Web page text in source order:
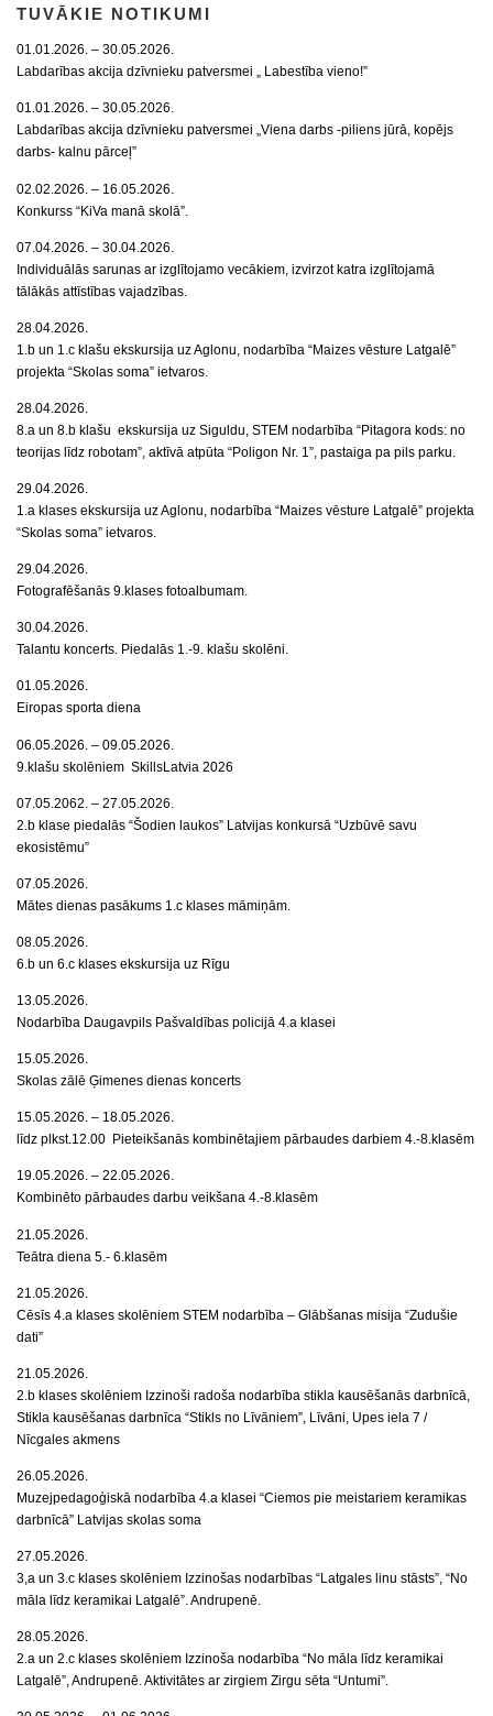
TUVĀKIE NOTIKUMI
01.01.2026. – 30.05.2026.
Labdarības akcija dzīvnieku patversmei „ Labestība vieno!”
01.01.2026. – 30.05.2026.
Labdarības akcija dzīvnieku patversmei „Viena darbs -piliens jūrā, kopējs
darbs- kalnu pārceļ”
02.02.2026. – 16.05.2026.
Konkurss “KiVa manā skolā”.
07.04.2026. – 30.04.2026.
Individuālās sarunas ar izglītojamo vecākiem, izvirzot katra izglītojamā
tālākās attīstības vajadzības.
28.04.2026.
1.b un 1.c klašu ekskursija uz Aglonu, nodarbība “Maizes vēsture Latgalē”
projekta “Skolas soma” ietvaros.
28.04.2026.
8.a un 8.b klašu ekskursija uz Siguldu, STEM nodarbība “Pitagora kods: no
teorijas līdz robotam”, aktīvā atpūta “Poligon Nr. 1”, pastaiga pa pils parku.
29.04.2026.
1.a klases ekskursija uz Aglonu, nodarbība “Maizes vēsture Latgalē” projekta
“Skolas soma” ietvaros.
29.04.2026.
Fotografēšanās 9.klases fotoalbumam.
30.04.2026.
Talantu koncerts. Piedalās 1.-9. klašu skolēni.
01.05.2026.
Eiropas sporta diena
06.05.2026. – 09.05.2026.
9.klašu skolēniem SkillsLatvia 2026
07.05.2062. – 27.05.2026.
2.b klase piedalās “Šodien laukos” Latvijas konkursā “Uzbūvē savu
ekosistēmu”
07.05.2026.
Mātes dienas pasākums 1.c klases māmiņām.
08.05.2026.
6.b un 6.c klases ekskursija uz Rīgu
13.05.2026.
Nodarbība Daugavpils Pašvaldības policijā 4.a klasei
15.05.2026.
Skolas zālē Ģimenes dienas koncerts
15.05.2026. – 18.05.2026.
līdz plkst.12.00 Pieteikšanās kombinētajiem pārbaudes darbiem 4.-8.klasēm
19.05.2026. – 22.05.2026.
Kombinēto pārbaudes darbu veikšana 4.-8.klasēm
21.05.2026.
Teātra diena 5.- 6.klasēm
21.05.2026.
Cēsīs 4.a klases skolēniem STEM nodarbība – Glābšanas misija “Zudušie
dati”
21.05.2026.
2.b klases skolēniem Izzinoši radoša nodarbība stikla kausēšanās darbnīcā,
Stikla kausēšanas darbnīca “Stikls no Līvāniem”, Līvāni, Upes iela 7 /
Nīcgales akmens
26.05.2026.
Muzejpedagoģiskā nodarbība 4.a klasei “Ciemos pie meistariem keramikas
darbnīcā” Latvijas skolas soma
27.05.2026.
3,a un 3.c klases skolēniem Izzinošas nodarbības “Latgales linu stāsts”, “No
māla līdz keramikai Latgalē”. Andrupenē.
28.05.2026.
2.a un 2.c klases skolēniem Izzinoša nodarbība “No māla līdz keramikai
Latgalē”, Andrupenē. Aktivitātes ar zirgiem Zirgu sēta “Untumi”.